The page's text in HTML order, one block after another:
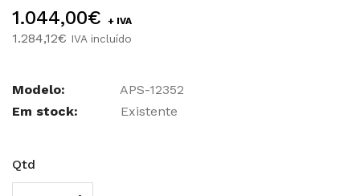
1.044,00€ + IVA
1.284,12€ IVA incluído
Modelo:
APS-12352
Em stock:
Existente
Qtd